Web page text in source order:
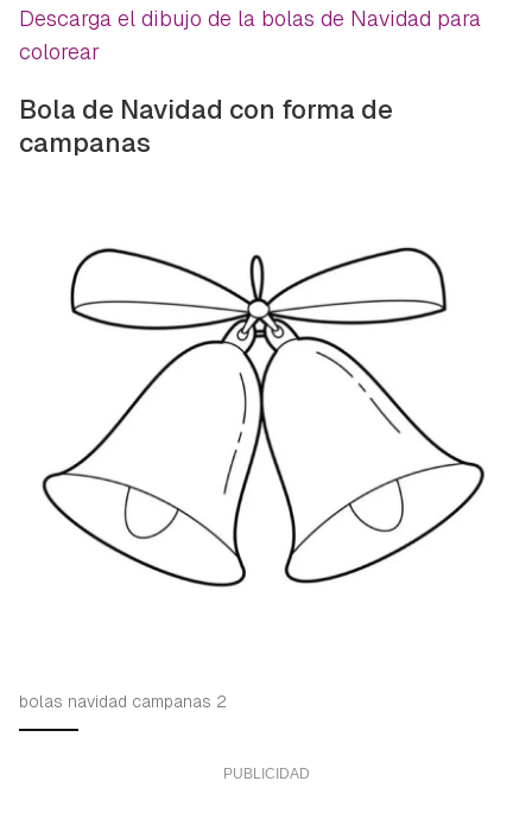
Descarga el dibujo de la bolas de Navidad para
colorear
Bola de Navidad con forma de
campanas
bolas navidad campanas 2